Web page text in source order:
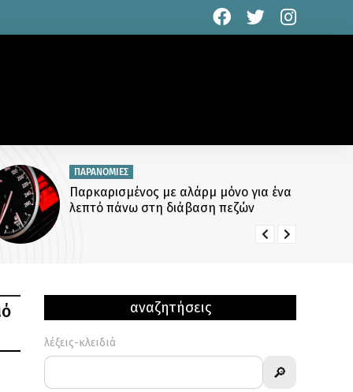
ΤΕΧΝΟΛΟΓΙΑ
Είμαστε όλοι ψηφιακοί ρακοσυλλέκτες:
Το μεγάλο ψέμα της αποθήκευσης
αναζητήσεις
λέξεις-κλειδιά
🔎